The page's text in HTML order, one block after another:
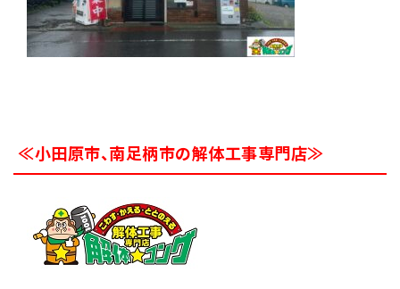
≪小田原市、南足柄市の解体工事専門店≫